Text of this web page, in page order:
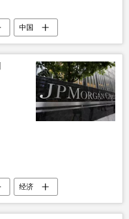
中国
经济